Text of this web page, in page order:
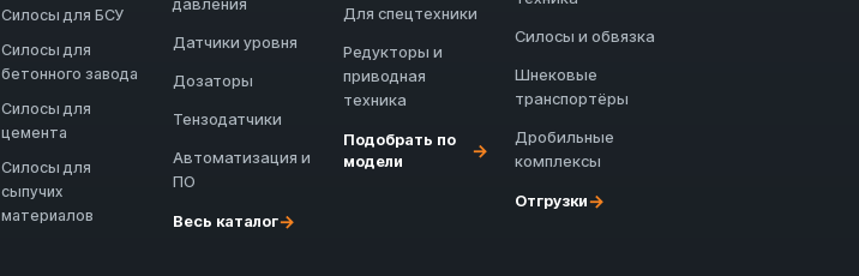
Силосы для БСУ
Силосы для
бетонного завода
Силосы для
цемента
Силосы для
сыпучих
материалов
давления
Датчики уровня
Дозаторы
Тензодатчики
Автоматизация и
ПО
Весь каталог→
Для спецтехники
Редукторы и
приводная
техника
Подобрать по
модели
→
Силосы и обвязка
Шнековые
транспортёры
Дробильные
комплексы
Отгрузки→